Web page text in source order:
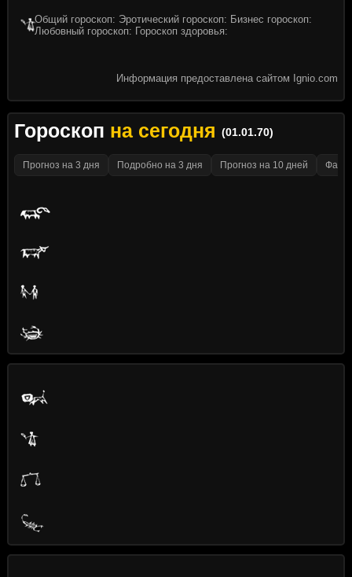
Общий гороскоп: Эротический гороскоп: Бизнес гороскоп:
Любовный гороскоп: Гороскоп здоровья:
Информация предоставлена сайтом Ignio.com
Гороскоп на сегодня (01.01.70)
Прогноз на 3 дня Подробно на 3 дня Прогноз на 10 дней